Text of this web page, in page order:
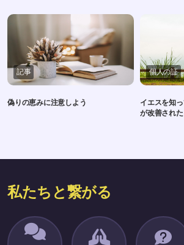
記事
偽りの恵みに注意しよう
個人の証
イエスを知
が改善された
私たちと繋がる